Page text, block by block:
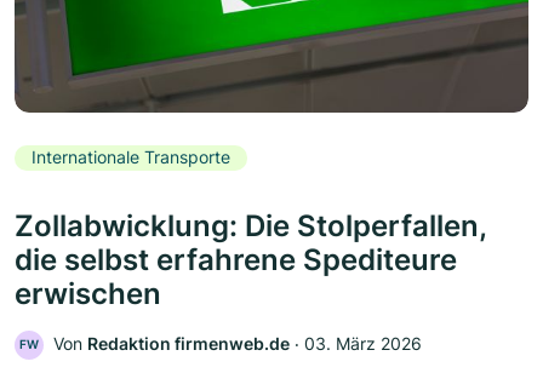
Internationale Transporte
Zollabwicklung: Die Stolperfallen,
die selbst erfahrene Spediteure
erwischen
FW Von Redaktion firmenweb.de ‧ 03. März 2026